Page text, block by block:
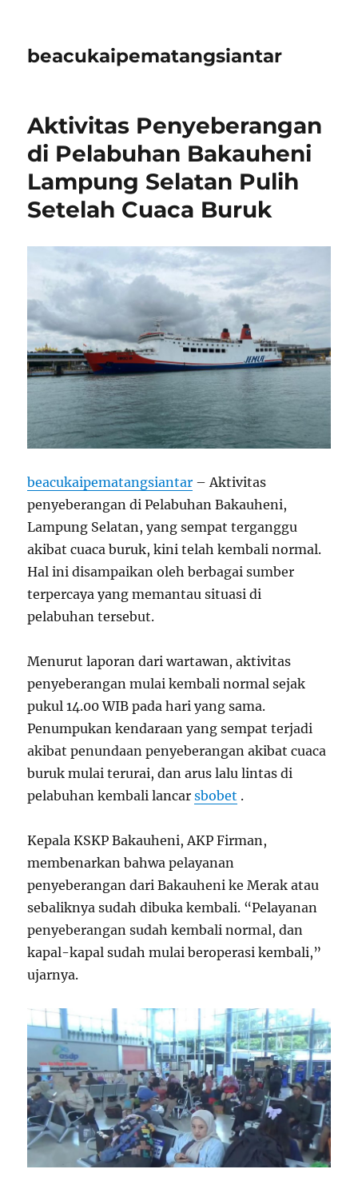
beacukaipematangsiantar
Aktivitas Penyeberangan
di Pelabuhan Bakauheni
Lampung Selatan Pulih
Setelah Cuaca Buruk
beacukaipematangsiantar – Aktivitas
penyeberangan di Pelabuhan Bakauheni,
Lampung Selatan, yang sempat terganggu
akibat cuaca buruk, kini telah kembali normal.
Hal ini disampaikan oleh berbagai sumber
terpercaya yang memantau situasi di
pelabuhan tersebut.
Menurut laporan dari wartawan, aktivitas
penyeberangan mulai kembali normal sejak
pukul 14.00 WIB pada hari yang sama.
Penumpukan kendaraan yang sempat terjadi
akibat penundaan penyeberangan akibat cuaca
buruk mulai terurai, dan arus lalu lintas di
pelabuhan kembali lancarsbobet .
Kepala KSKP Bakauheni, AKP Firman,
membenarkan bahwa pelayanan
penyeberangan dari Bakauheni ke Merak atau
sebaliknya sudah dibuka kembali. “Pelayanan
penyeberangan sudah kembali normal, dan
kapal-kapal sudah mulai beroperasi kembali,”
ujarnya.